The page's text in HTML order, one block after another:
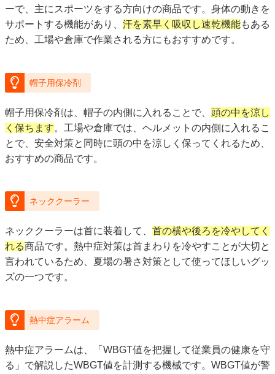
ーで、主にスポーツをする方向けの商品です。身体の動きを
サポートする機能があり、 汗を素早く吸収し速乾機能もある
ため、工場や倉庫で作業される方にもおすすめです。
帽子用保冷剤
帽子用保冷剤は、帽子の内側に入れることで、 頭の中を涼し
く保ちます。工場や倉庫では、ヘルメットの内側に入れるこ
とで、安全対策と同時に頭の中を涼しく保ってくれるため、
おすすめの商品です。
ネッククーラー
ネッククーラーは首に装着して、 首の横や後ろを冷やしてく
れる商品です。熱中症対策は首まわりを冷やすことが大切と
言われているため、夏場の暑さ対策として使ってほしいグッ
ズの一つです。
熱中症アラーム
熱中症アラームは、「WBGT値を把握して従業員の健康を守
る」で解説したWBGT値を計測する機械です。WBGT値が警